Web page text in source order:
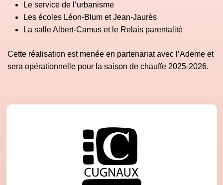
Le service de l’urbanisme
Les écoles Léon-Blum et Jean-Jaurès
La salle Albert-Camus et le Relais parentalité
Cette réalisation est menée en partenariat avec l’Ademe et
sera opérationnelle pour la saison de chauffe 2025-2026.